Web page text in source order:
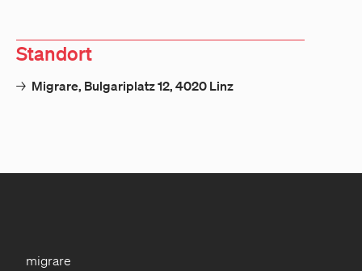
Standort
→ Migrare, Bulgariplatz 12, 4020 Linz
migrare